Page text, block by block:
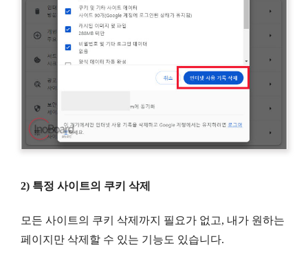
2) 특정 사이트의 쿠키 삭제
모든 사이트의 쿠키 삭제까지 필요가 없고, 내가 원하는
페이지만 삭제할 수 있는 기능도 있습니다.